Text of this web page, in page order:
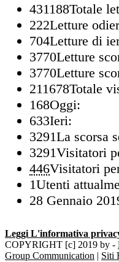
431188Totale
222Letture
704Letture di
3770Letture
3770Letture
211678Totale
168Oggi:
633Ieri:
3291La scorsa
3291Visitatori
446Visitatori
1Utenti
28 Gennaio
Leggi L'informativa
COPYRIGHT [c] 2019 by -
Group Communication | Siti